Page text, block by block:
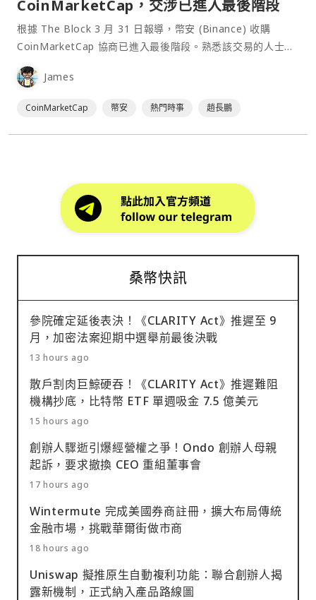
CoinMarketCap，交涉已進入最後階段
根據 The Block 3 月 31 日報導，幣安 (Binance) 收購
CoinMarketCap 協商已進入最後階段。熟悉該交易的人士告
訴 The Block ，幣安打算為該交易支付高達 4 億美元。這筆
現金加股票的交易預計將於本週宣布。一旦完成，它將成為加
James
CoinMarketCap 幣安 熱門時事 趙長鵬
桑幣快訊
參院確定延後表決！《CLARITY Act》推遲至 9
月，加密法案迎期中選舉前最後決戰
13 hours ago
散戶割肉巨鯨硬吞！《CLARITY Act》推遲難阻
機構抄底，比特幣 ETF 單週吸金 7.5 億美元
15 hours ago
創辦人驟逝引爆經營權之爭！Ondo 創辦人母親
起訴，要求撤換 CEO 重組董事會
17 hours ago
Wintermute 完成美國券商註冊，擴大布局傳統
金融市場，挑戰華爾街做市商
18 hours ago
Uniswap 擬推原生自動複利功能：聯合創辦人揭
露新機制，正式納入產品路線圖